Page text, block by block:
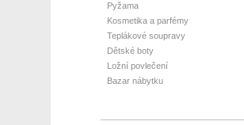
Pyžama
Kosmetika a parfémy
Teplákové soupravy
Dětské boty
Ložní povlečení
Bazar nábytku